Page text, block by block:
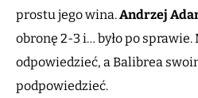
prostu jego wina.Andrzej
obronę 2-3 i… było po sprawie.
odpowiedzieć, a Balibrea
podpowiedzieć.